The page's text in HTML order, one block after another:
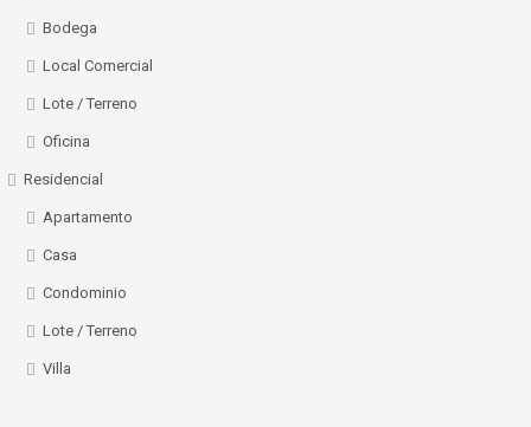
Bodega
Local Comercial
Lote / Terreno
Oficina
Residencial
Apartamento
Casa
Condominio
Lote / Terreno
Villa